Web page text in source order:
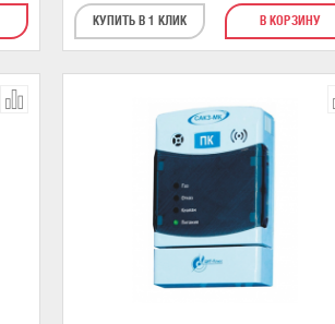
КУПИТЬ В 1 КЛИК В КОРЗИНУ